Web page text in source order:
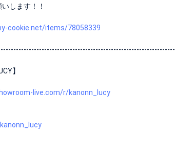
します！！
cookie.net/items/78058339
】
live.com/r/kanonn_lucy